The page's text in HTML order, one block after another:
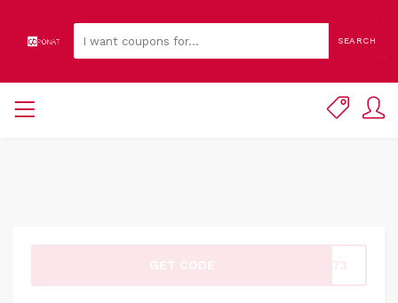
SEARCH
GET CODE 4773